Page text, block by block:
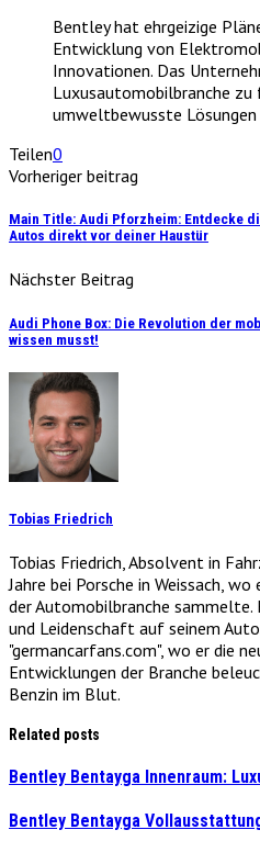
Bentley hat ehrgeizige
Entwicklung von
Innovationen. Das
Luxusautomobilbranche zu
umweltbewusste Lösungen
Teilen0
Vorheriger beitrag
Main Title: Audi Pforzheim: Entdecke
Autos direkt vor deiner Haustür
Nächster Beitrag
Audi Phone Box: Die Revolution der
wissen musst!
Tobias Friedrich
Tobias Friedrich, Absolvent in
Jahre bei Porsche in Weissach,
der Automobilbranche
und Leidenschaft auf seinem
"germancarfans.com", wo er die
Entwicklungen der Branche
Benzin im Blut.
Related posts
Bentley Bentayga Innenraum:
Bentley Bentayga